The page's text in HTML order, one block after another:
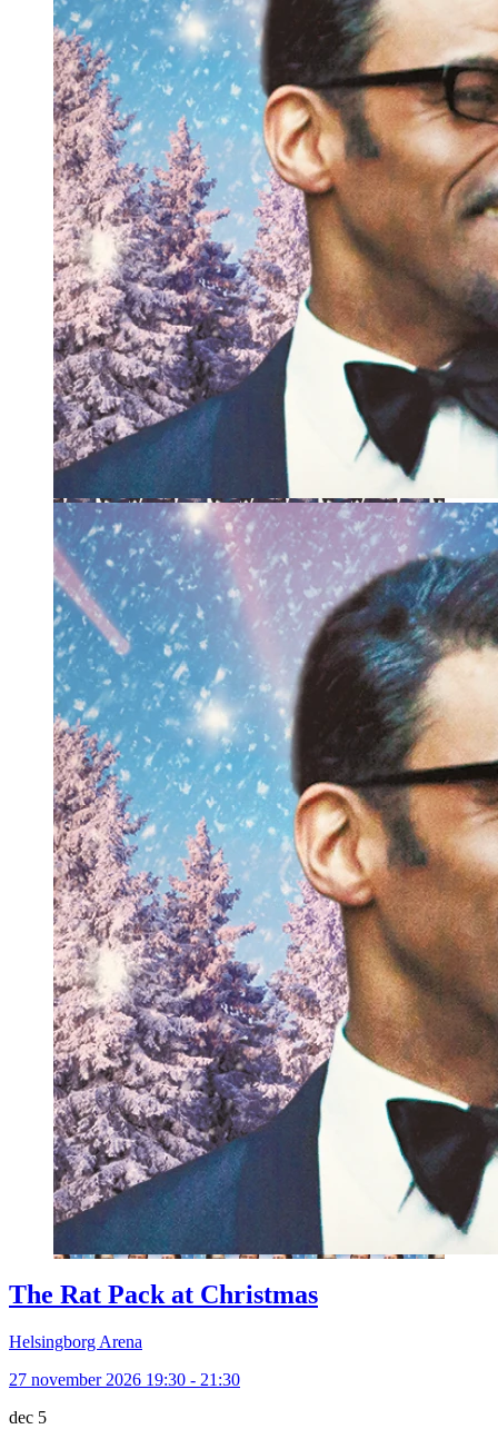
The Rat Pack at Christmas
Helsingborg Arena
27 november 2026 19:30 - 21:30
dec 5